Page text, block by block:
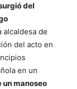
del
alcaldesa de
del acto en
en un
un manoseo